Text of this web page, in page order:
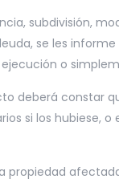
subdivisión,
se les
o
deberá constar
si los hubiese,
propiedad